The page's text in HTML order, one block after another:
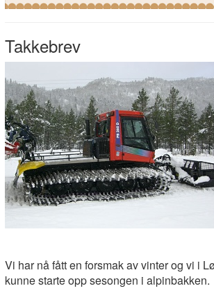
Takkebrev
Vi har nå fått en forsmak av vinter og vi i
kunne starte opp sesongen i alpinbakken.